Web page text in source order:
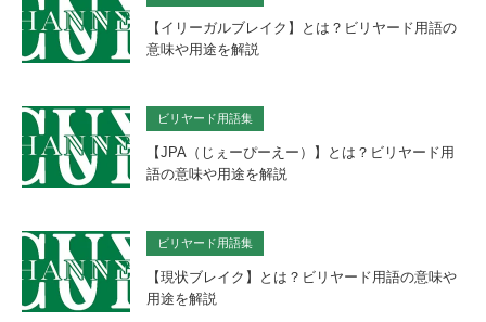
【イリーガルブレイク】とは？ビリヤード用語の
意味や用途を解説
ビリヤード用語集
【JPA（じぇーぴーえー）】とは？ビリヤード用
語の意味や用途を解説
ビリヤード用語集
【現状ブレイク】とは？ビリヤード用語の意味や
用途を解説